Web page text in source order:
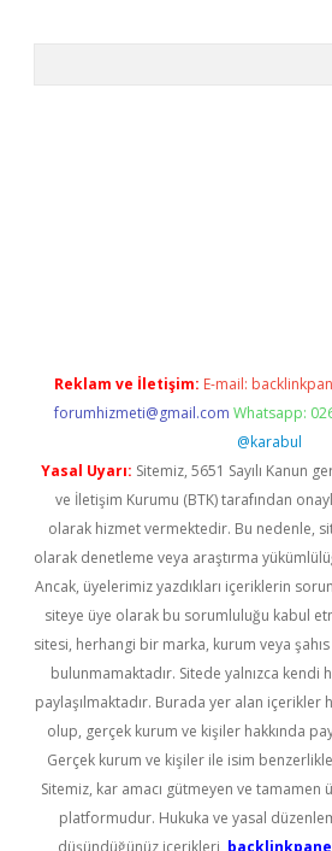
Reklam ve İletişim: E-mail:
forumhizmeti@gmail.com Whatsapp:
@karabul
Yasal Uyarı: Sitemiz, 5651 Sayılı Kanun
ve İletişim Kurumu (BTK) tarafından
olarak hizmet vermektedir. Bu nedenle,
olarak denetleme veya araştırma
Ancak, üyelerimiz yazdıkları içeriklerin
siteye üye olarak bu sorumluluğu kabul
sitesi, herhangi bir marka, kurum veya
bulunmamaktadır. Sitede yalnızca kendi
paylaşılmaktadır. Burada yer alan içerikler
olup, gerçek kurum ve kişiler hakkında
Gerçek kurum ve kişiler ile isim
Sitemiz, kar amacı gütmeyen ve tamamen
platformudur. Hukuka ve yasal
düşündüğünüz içerikleri,